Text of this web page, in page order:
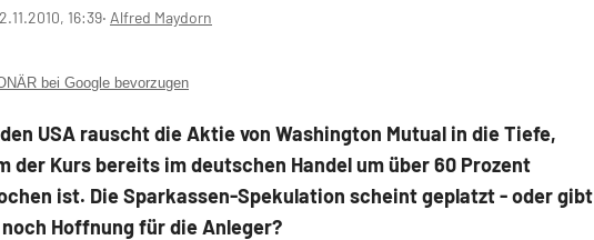
16:39‧ Alfred Maydorn
bei Google bevorzugen
USA rauscht die Aktie von Washington Mutual in die Tiefe,
der Kurs bereits im deutschen Handel um über 60 Prozent
ist. Die Sparkassen-Spekulation scheint geplatzt - oder gibt
Hoffnung für die Anleger?